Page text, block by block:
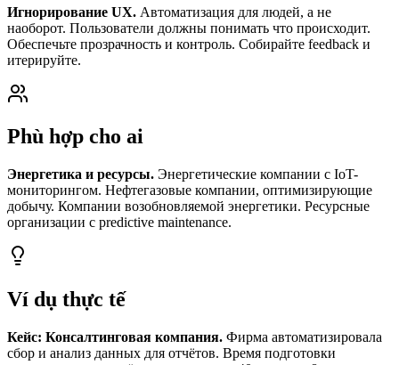
Игнорирование UX. Автоматизация для людей, а не
наоборот. Пользователи должны понимать что происходит.
Обеспечьте прозрачность и контроль. Собирайте feedback и
итерируйте.
Phù hợp cho ai
Энергетика и ресурсы. Энергетические компании с IoT-
мониторингом. Нефтегазовые компании, оптимизирующие
добычу. Компании возобновляемой энергетики. Ресурсные
организации с predictive maintenance.
Ví dụ thực tế
Кейс: Консалтинговая компания. Фирма автоматизировала
сбор и анализ данных для отчётов. Время подготовки